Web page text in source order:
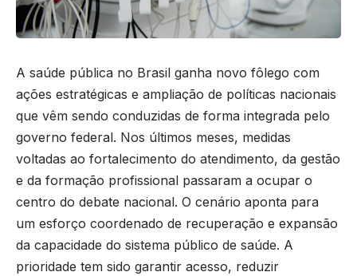
A saúde pública no Brasil ganha novo fôlego com
ações estratégicas e ampliação de políticas nacionais
que vêm sendo conduzidas de forma integrada pelo
governo federal. Nos últimos meses, medidas
voltadas ao fortalecimento do atendimento, da gestão
e da formação profissional passaram a ocupar o
centro do debate nacional. O cenário aponta para
um esforço coordenado de recuperação e expansão
da capacidade do sistema público de saúde. A
prioridade tem sido garantir acesso, reduzir